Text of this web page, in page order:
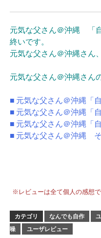
元気な父さん＠沖縄 「
終いです。
元気な父さん＠沖縄さん
元気な父さん＠沖縄さん
■ 元気な父さん＠沖縄「
■ 元気な父さん＠沖縄「
■ 元気な父さん＠沖縄「
■ 元気な父さん＠沖縄
※レビューは全て個人の感想
カテゴリ なんでも自作
噪
ユーザレビュー